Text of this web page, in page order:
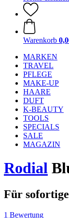
Warenkorb
MARKEN
TRAVEL
PFLEGE
MAKE-UP
HAARE
DUFT
K-BEAUTY
TOOLS
SPECIALS
SALE
MAGAZIN
Rodial
Für
1 Bewertung